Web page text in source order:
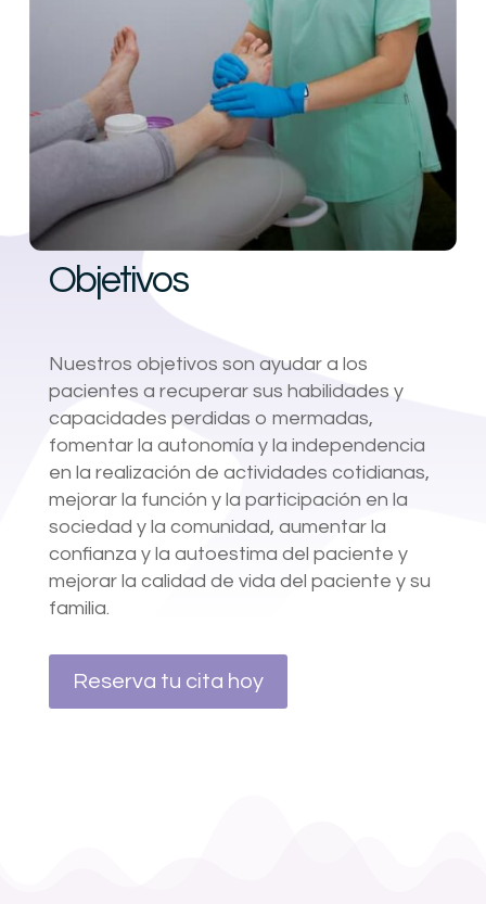
Objetivos
Nuestros objetivos son ayudar a los
pacientes a recuperar sus habilidades y
capacidades perdidas o mermadas,
fomentar la autonomía y la independencia
en la realización de actividades cotidianas,
mejorar la función y la participación en la
sociedad y la comunidad, aumentar la
confianza y la autoestima del paciente y
mejorar la calidad de vida del paciente y su
familia.
Reserva tu cita hoy